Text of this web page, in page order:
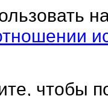
чтобы